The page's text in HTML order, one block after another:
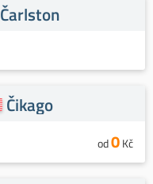
Čarlston
Čikago
od0Kč